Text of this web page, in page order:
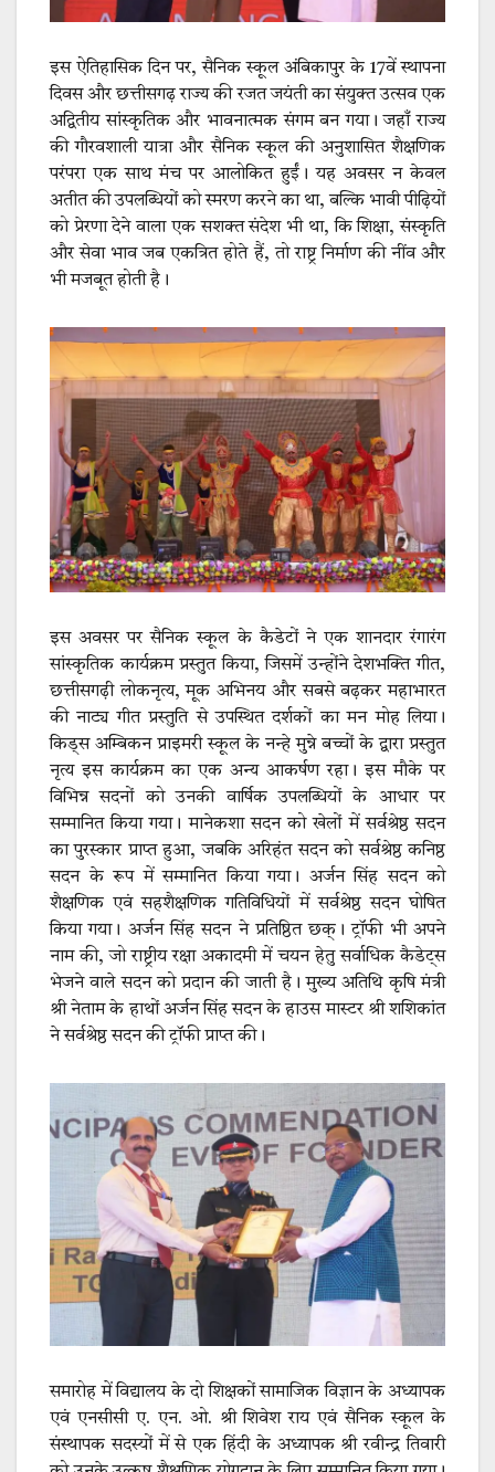
इस ऐतिहासिक दिन पर, सैनिक स्कूल अंबिकापुर के 17वें स्थापना
दिवस और छत्तीसगढ़ राज्य की रजत जयंती का संयुक्त उत्सव एक
अद्वितीय सांस्कृतिक और भावनात्मक संगम बन गया। जहाँ राज्य
की गौरवशाली यात्रा और सैनिक स्कूल की अनुशासित शैक्षणिक
परंपरा एक साथ मंच पर आलोकित हुईं। यह अवसर न केवल
अतीत की उपलब्धियों को स्मरण करने का था, बल्कि भावी पीढ़ियों
को प्रेरणा देने वाला एक सशक्त संदेश भी था, कि शिक्षा, संस्कृति
और सेवा भाव जब एकत्रित होते हैं, तो राष्ट्र निर्माण की नींव और
भी मजबूत होती है।
इस अवसर पर सैनिक स्कूल के कैडेटों ने एक शानदार रंगारंग
सांस्कृतिक कार्यक्रम प्रस्तुत किया, जिसमें उन्होंने देशभक्ति गीत,
छत्तीसगढ़ी लोकनृत्य, मूक अभिनय और सबसे बढ़कर महाभारत
की नाट्य गीत प्रस्तुति से उपस्थित दर्शकों का मन मोह लिया।
किड्स अम्बिकन प्राइमरी स्कूल के नन्हे मुन्ने बच्चों के द्वारा प्रस्तुत
नृत्य इस कार्यक्रम का एक अन्य आकर्षण रहा। इस मौके पर
विभिन्न सदनों को उनकी वार्षिक उपलब्धियों के आधार पर
सम्मानित किया गया। मानेकशा सदन को खेलों में सर्वश्रेष्ठ सदन
का पुरस्कार प्राप्त हुआ, जबकि अरिहंत सदन को सर्वश्रेष्ठ कनिष्ठ
सदन के रूप में सम्मानित किया गया। अर्जन सिंह सदन को
शैक्षणिक एवं सहशैक्षणिक गतिविधियों में सर्वश्रेष्ठ सदन घोषित
किया गया। अर्जन सिंह सदन ने प्रतिष्ठित छक्। ट्रॉफी भी अपने
नाम की, जो राष्ट्रीय रक्षा अकादमी में चयन हेतु सर्वाधिक कैडेट्स
भेजने वाले सदन को प्रदान की जाती है। मुख्य अतिथि कृषि मंत्री
श्री नेताम के हाथों अर्जन सिंह सदन के हाउस मास्टर श्री शशिकांत
ने सर्वश्रेष्ठ सदन की ट्रॉफी प्राप्त की।
समारोह में विद्यालय के दो शिक्षकों सामाजिक विज्ञान के अध्यापक
एवं एनसीसी ए. एन. ओ. श्री शिवेश राय एवं सैनिक स्कूल के
संस्थापक सदस्यों में से एक हिंदी के अध्यापक श्री रवीन्द्र तिवारी